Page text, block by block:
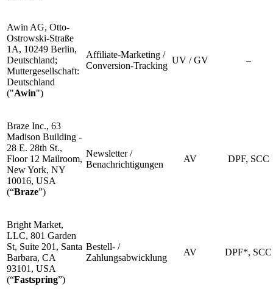
Awin AG, Otto-
Ostrowski-Straße
1A, 10249 Berlin,
Deutschland;
Muttergesellschaft:
Deutschland
("Awin")
Affiliate-Marketing /
Conversion-Tracking
UV / GV –
Braze Inc., 63
Madison Building -
28 E. 28th St.,
Floor 12 Mailroom,
New York, NY
10016, USA
(“Braze”)
Newsletter /
Benachrichtigungen
AV DPF, SCC
Bright Market,
LLC, 801 Garden
St, Suite 201, Santa
Barbara, CA
93101, USA
(“Fastspring”)
Bestell- /
Zahlungsabwicklung
AV DPF*, SCC